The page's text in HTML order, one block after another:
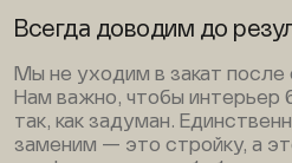
Всегда доводим до
Мы не уходим в закат после
Нам важно, чтобы интерьер
так, как задуман.
заменим — это стройку, а